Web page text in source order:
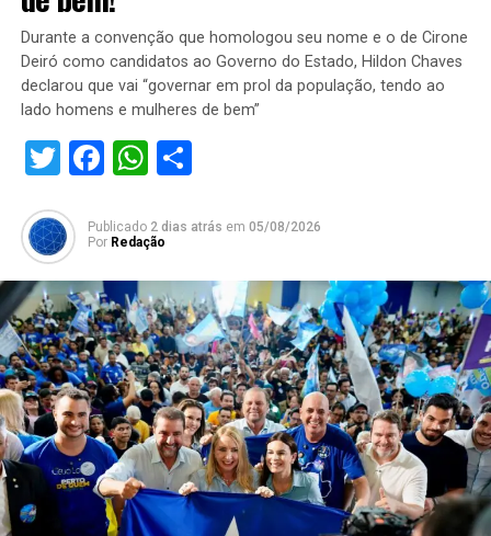
Durante a convenção que homologou seu nome e o de Cirone
Deiró como candidatos ao Governo do Estado, Hildon Chaves
declarou que vai “governar em prol da população, tendo ao
lado homens e mulheres de bem”
Twitter
Facebook
WhatsApp
Share
Publicado 2 dias atrás em 05/08/2026
Por Redação